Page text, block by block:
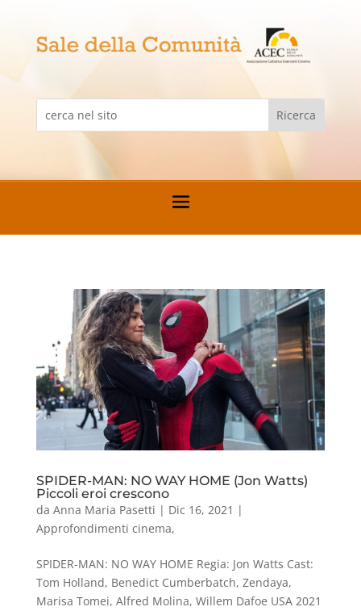
SPIDER-MAN: NO WAY HOME (Jon Watts)
Piccoli eroi crescono
da Anna Maria Pasetti | Dic 16, 2021 |
Approfondimenti cinema,
SPIDER-MAN: NO WAY HOME Regia: Jon Watts Cast:
Tom Holland, Benedict Cumberbatch, Zendaya,
Marisa Tomei, Alfred Molina, Willem Dafoe USA 2021